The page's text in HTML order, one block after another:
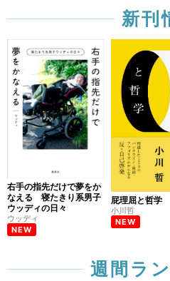
新刊
右手の指先だけで夢をか
なえる 寝たきり系男子
ウッディの日々
ウッディ
NEW
屁理屈と哲学
小川哲
NEW
週間ラ